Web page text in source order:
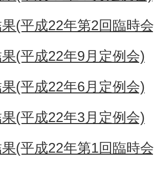
(平成22年第2回臨時
(平成22年9月定例会)
(平成22年6月定例会)
(平成22年3月定例会)
(平成22年第1回臨時